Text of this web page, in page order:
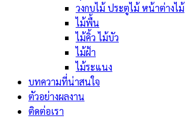
วงกบไม้ ประตูไม้ หน้าต่างไม้
ไม้พื้น
ไม้คิ้ว ไม้บัว
ไม้ฝ้า
ไม้ระแนง
บทความที่น่าสนใจ
ตัวอย่างผลงาน
ติดต่อเรา